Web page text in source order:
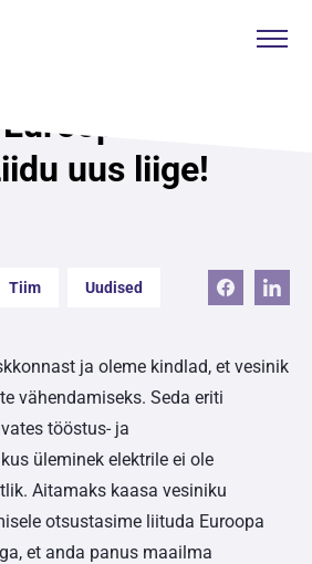
& sertifikaadid
Meist
ENG
Puhta
uus liige!
Tiim Uudised
ja oleme kindlad, et vesinik
vähendamiseks. Seda eriti
tööstus- ja
üleminek elektrile ei ole
Aitamaks kaasa vesiniku
otsustasime liituda Euroopa
et anda panus maailma